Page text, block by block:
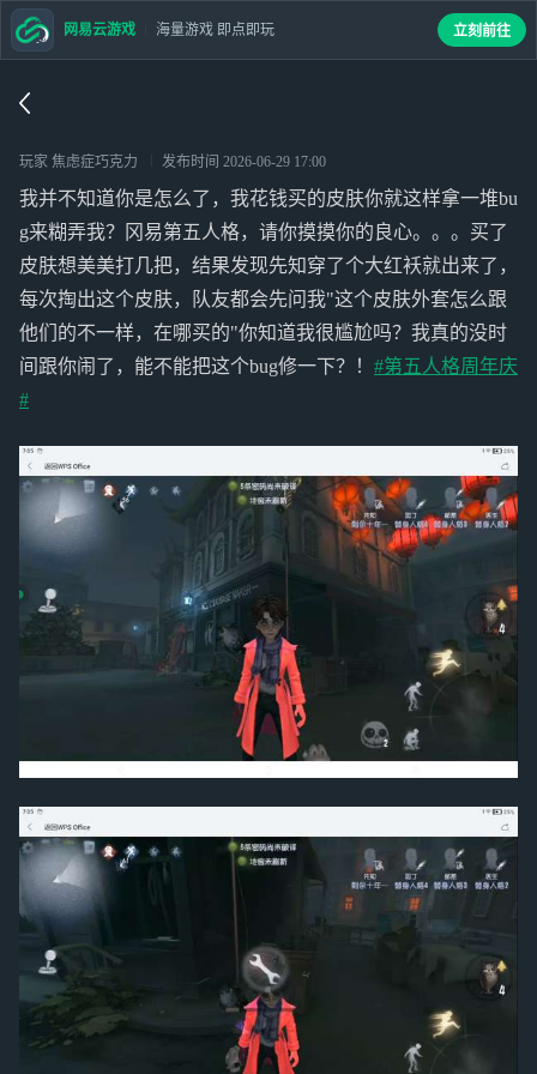
玩家 焦虑症巧克力 发布时间 2026-06-29 17:00
我并不知道你是怎么了，我花钱买的皮肤你就这样拿一堆bu
g来糊弄我？冈易第五人格，请你摸摸你的良心。。。买了
皮肤想美美打几把，结果发现先知穿了个大红袄就出来了，
每次掏出这个皮肤，队友都会先问我"这个皮肤外套怎么跟
他们的不一样，在哪买的"你知道我很尴尬吗？我真的没时
间跟你闹了，能不能把这个bug修一下？！ #第五人格周年庆
#
网易云游戏 海量游戏 即点即玩 立刻前往